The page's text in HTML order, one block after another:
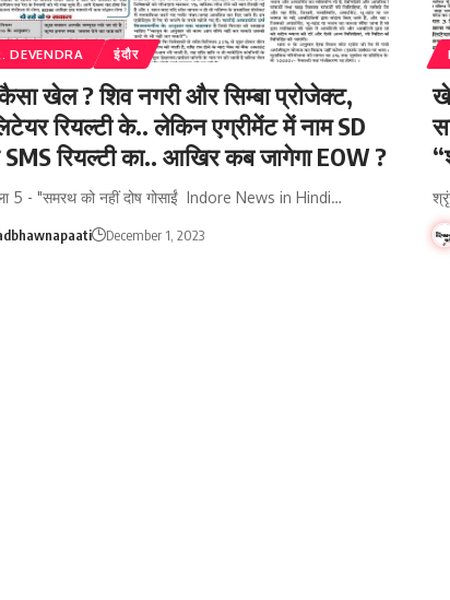
DEVENDRA इंदौर
खेल ? शिव नगरी और सिम्बा प्रोजेक्ट,
रियल्टी के.. लेकिन एग्रीमेंट में नाम SD
रियल्टी का.. आखिर कब जागेगा EOW ?
5 - "समरथ को नहीं दोष गोसाईं Indore News in Hindi…
December 1, 2023